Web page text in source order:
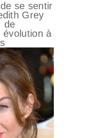
se sentir
Grey
de
évolution à